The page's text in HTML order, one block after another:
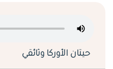
حيتان الأوركا وثائقي